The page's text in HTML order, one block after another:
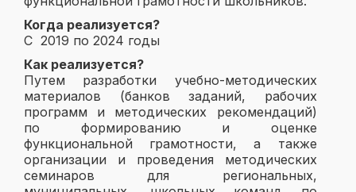
Когда реализуется?
С 2019 по 2024 годы
Как реализуется?
Путем разработки учебно-методических
материалов (банков заданий, рабочих
программ и методических рекомендаций)
по формированию и оценке
функциональной грамотности, а также
организации и проведения методических
семинаров для региональных,